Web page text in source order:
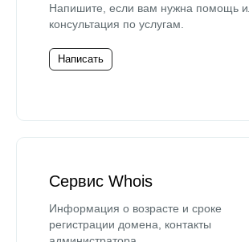
Напишите, если вам нужна помощь
консультация по услугам.
Написать
Сервис Whois
Информация о возрасте и сроке
регистрации домена, контакты